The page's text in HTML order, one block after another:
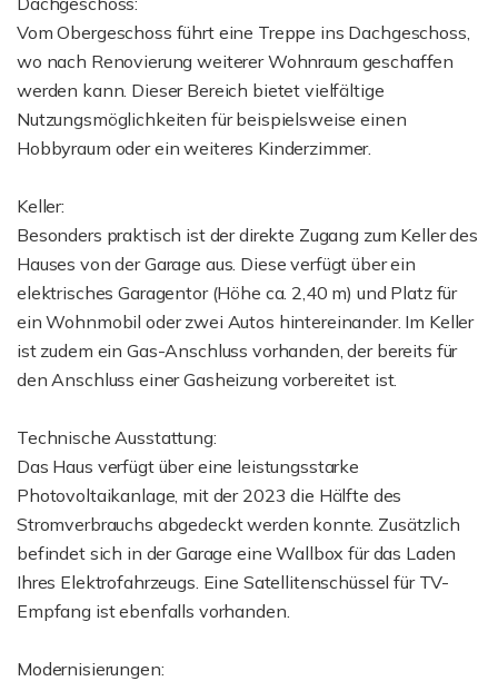
Vom Obergeschoss führt eine Treppe ins Dachgeschoss,
wo nach Renovierung weiterer Wohnraum geschaffen
werden kann. Dieser Bereich bietet vielfältige
Nutzungsmöglichkeiten für beispielsweise einen
Hobbyraum oder ein weiteres Kinderzimmer.
Keller:
Besonders praktisch ist der direkte Zugang zum Keller des
Hauses von der Garage aus. Diese verfügt über ein
elektrisches Garagentor (Höhe ca. 2,40 m) und Platz für
ein Wohnmobil oder zwei Autos hintereinander. Im Keller
ist zudem ein Gas-Anschluss vorhanden, der bereits für
den Anschluss einer Gasheizung vorbereitet ist.
Technische Ausstattung:
Das Haus verfügt über eine leistungsstarke
Photovoltaikanlage, mit der 2023 die Hälfte des
Stromverbrauchs abgedeckt werden konnte. Zusätzlich
befindet sich in der Garage eine Wallbox für das Laden
Ihres Elektrofahrzeugs. Eine Satellitenschüssel für TV-
Empfang ist ebenfalls vorhanden.
Modernisierungen: